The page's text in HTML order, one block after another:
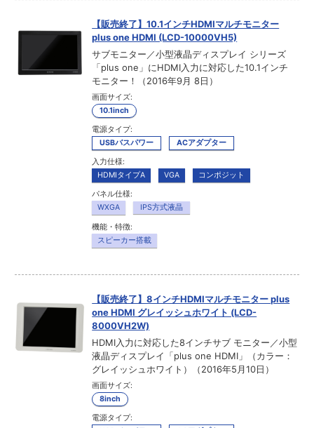
【販売終了】10.1インチHDMIマルチモニター
plus one HDMI (LCD-10000VH5)
サブモニター／小型液晶ディスプレイ シリーズ
「plus one」にHDMI入力に対応した10.1インチ
モニター！（2016年9月 8日）
画面サイズ:
10.1inch
電源タイプ:
USBバスパワー
ACアダプター
入力仕様:
HDMIタイプA
VGA コンポジット
パネル仕様:
WXGA
IPS方式液晶
機能・特徴:
スピーカー搭載
【販売終了】8インチHDMIマルチモニター plus
one HDMI グレイッシュホワイト (LCD-
8000VH2W)
HDMI入力に対応した8インチサブ モニター／小型
液晶ディスプレイ「plus one HDMI」（カラー：
グレイッシュホワイト）（2016年5月10日）
画面サイズ:
8inch
電源タイプ: